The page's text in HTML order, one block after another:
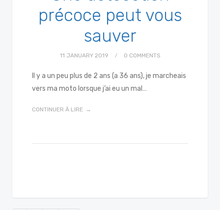
voor De Standaard Solidariteitsprijs.
"Wees niet bang.
Photo
View on Facebook Share
précoce peut vous
sauver
11 JANUARY 2019 0 COMMENTS
Il y a un peu plus de 2 ans (a 36 ans), je marcheais
vers ma moto lorsque j’ai eu un mal…
CONTINUER À LIRE